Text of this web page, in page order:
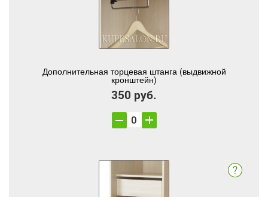
Дополнительная торцевая штанга (выдвижной
кронштейн)
350 руб.